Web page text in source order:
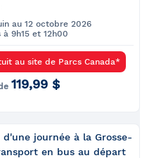
au 12 octobre 2026
à 9h15 et 12h00
au site de Parcs Canada*
119,99 $
d'une journée à la Grosse-
en bus au départ